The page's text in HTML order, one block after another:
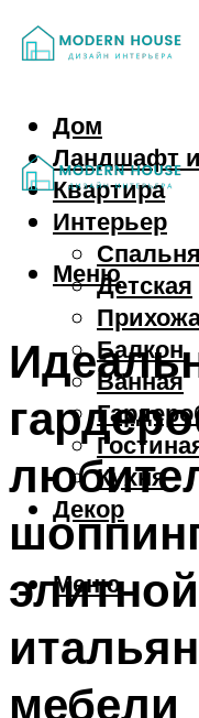
Дом
Ландшафт
Квартира
Интерьер
Спальня
Детская
Балкон
Ванная
Кухня
Декор
Меню
Меню
элитной
мебели